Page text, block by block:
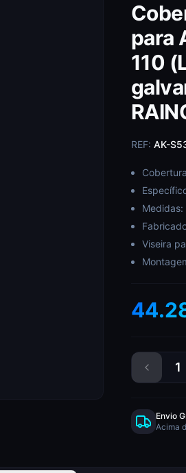
para
110
REF: AK-
Medidas:
Viseira
1
Envio
Acima